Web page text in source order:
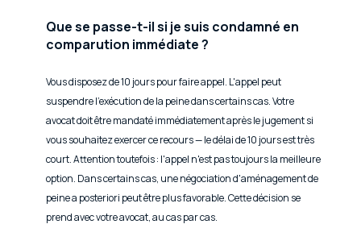
Que se passe-t-il si je suis condamné en
comparution immédiate ?
Vous disposez de 10 jours pour faire appel. L'appel peut
suspendre l'exécution de la peine dans certains cas. Votre
avocat doit être mandaté immédiatement après le jugement si
vous souhaitez exercer ce recours — le délai de 10 jours est très
court. Attention toutefois : l'appel n'est pas toujours la meilleure
option. Dans certains cas, une négociation d'aménagement de
peine a posteriori peut être plus favorable. Cette décision se
prend avec votre avocat, au cas par cas.